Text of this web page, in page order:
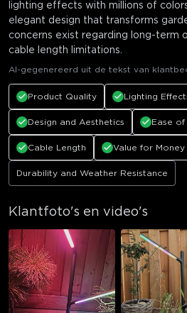
lighting effects with millions of
elegant design that transforms
concerns exist regarding long-term
cable length limitations.
AI-gegenereerd uit de tekst van
Product Quality Lighting
Design and Aesthetics Ease of
Cable Length Value for Money
Durability and Weather Resistance
Klantfoto's en video's